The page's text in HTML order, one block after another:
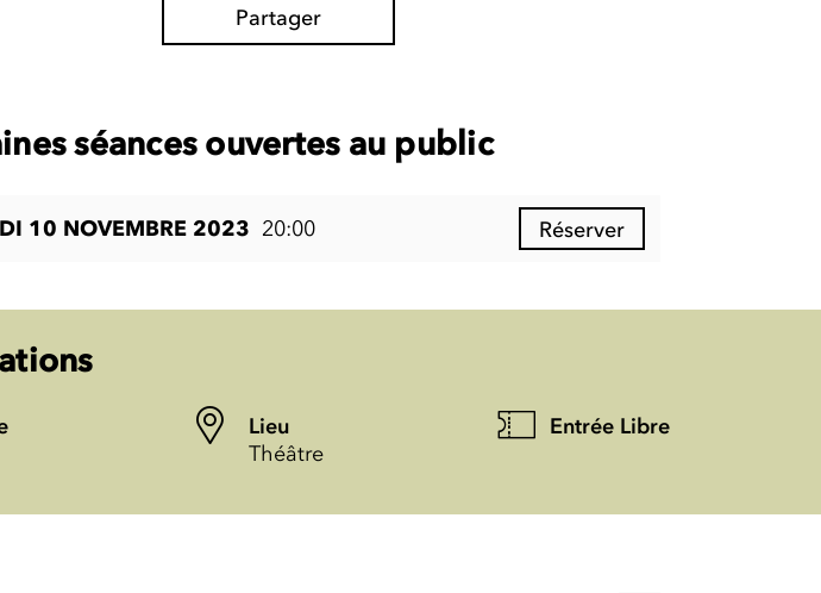
Partager
séances ouvertes au public
10 NOVEMBRE 2023 20:00 Réserver
Lieu
Théâtre
Entrée Libre